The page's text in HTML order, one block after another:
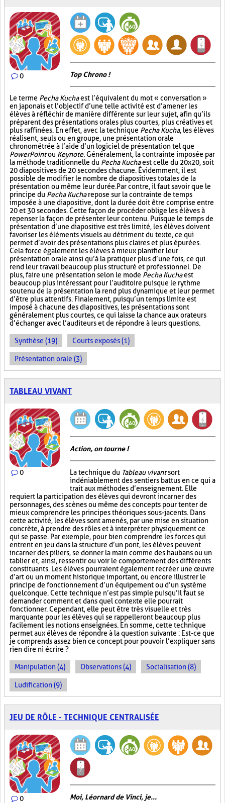
0 Top Chrono !
Le terme Pecha Kuchaest l’équivalent du mot « conversation »
en japonais et l’objectif d’une telle activité est d’amener les
élèves à réfléchir de manière différente sur leur sujet, afin qu’ils
préparent des présentations orales plus courtes, plus créatives et
plus raffinées. En effet, avec la technique Pecha Kucha, les élèves
réalisent, seuls ou en groupe, une présentation orale
chronométrée à l’aide d’un logiciel de présentation tel que
PowerPointou Keynote. Généralement, la contrainte imposée par
la méthode traditionnelle du Pecha Kuchaest celle du 20x20, soit
20 diapositives de 20 secondes chacune. Évidemment, il est
possible de modifier le nombre de diapositives totales de la
présentation ou même leur durée. Par contre, il faut savoir que le
principe du Pecha Kucharepose sur la contrainte de temps
imposée à une diapositive, dont la durée doit être comprise entre
20 et 30 secondes. Cette façon de procéder oblige les élèves à
repenser la façon de présenter leur contenu. Puisque le temps de
présentation d’une diapositive est très limité, les élèves doivent
favoriser les éléments visuels au détriment du texte, ce qui
permet d’avoir des présentations plus claires et plus épurées.
Cela force également les élèves à mieux planifier leur
présentation orale ainsi qu’à la pratiquer plus d’une fois, ce qui
rend leur travail beaucoup plus structuré et professionnel. De
plus, faire une présentation selon le mode Pecha Kuchaest
beaucoup plus intéressant pour l’auditoire puisque le rythme
soutenu de la présentation la rend plus dynamique et leur permet
d’être plus attentifs. Finalement, puisqu’un temps limite est
imposé à chacune des diapositives, les présentations sont
généralement plus courtes, ce qui laisse la chance aux orateurs
d’échanger avec l’auditeurs et de répondre à leurs questions.
Synthèse (19) Courts exposés (1)
Présentation orale (3)
TABLEAU VIVANT
0
Action, on tourne !
La technique du Tableau vivantsort
indéniablement des sentiers battus en ce qui a
trait aux méthodes d’enseignement. Elle
requiert la participation des élèves qui devront incarner des
personnages, des scènes ou même des concepts pour tenter de
mieux comprendre les principes théoriques sous-jacents. Dans
cette activité, les élèves sont amenés, par une mise en situation
concrète, à prendre des rôles et à interpréter physiquement ce
qui se passe. Par exemple, pour bien comprendre les forces qui
entrent en jeu dans la structure d’un pont, les élèves peuvent
incarner des piliers, se donner la main comme des haubans ou un
tablier et, ainsi, ressentir ou voir le comportement des différents
constituants. Les élèves pourraient également recréer une œuvre
d’art ou un moment historique important, ou encore illustrer le
principe de fonctionnement d’un équipement ou d’un système
quelconque. Cette technique n’est pas simple puisqu’il faut se
demander comment et dans quel contexte elle pourrait
fonctionner. Cependant, elle peut être très visuelle et très
marquante pour les élèves qui se rappelleront beaucoup plus
facilement les notions enseignées. En somme, cette technique
permet aux élèves de répondre à la question suivante : Est-ce que
je comprends assez bien ce concept pour pouvoir l’expliquer sans
rien dire ni écrire ?
Manipulation (4) Observations (4) Socialisation (8)
Ludification (9)
JEU DE RÔLE - TECHNIQUE CENTRALISÉE
0 Moi, Léornard de Vinci, je...